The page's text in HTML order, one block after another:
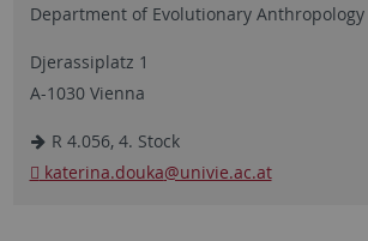
Department of Evolutionary Anthropology
Djerassiplatz 1
A-1030 Vienna
R 4.056, 4. Stock
katerina.douka@univie.ac.at